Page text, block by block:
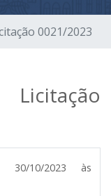
0021/2023
30/10/2023 às